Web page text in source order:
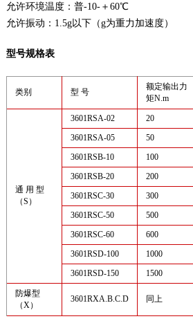
允许环境温度：普-10-＋60℃
允许振动：1.5g以下（g为重力加速度）
型号规格表
类别 型 号
额定输出力
矩N.m
通 用 型
（S）
3601RSA-02 20
3601RSA-05 50
3601RSB-10
100
3601RSB-20
200
3601RSC-30
300
3601RSC-50
500
3601RSC-60
600
3601RSD-100
1000
3601RSD-150
1500
防爆型
（X）
3601RXA.B.C.D 同上